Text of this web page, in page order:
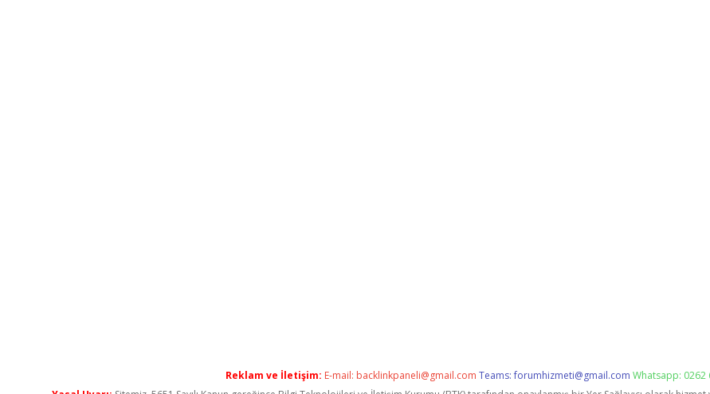
Reklam ve İletişim: E-mail: backlinkpaneli@gmail.com Teams:forumhizmeti@gmail.com Whatsapp: 0262